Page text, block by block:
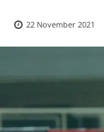
22 November 2021